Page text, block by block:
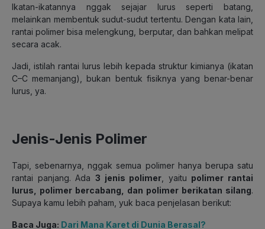
Ikatan-ikatannya nggak sejajar lurus seperti batang,
melainkan membentuk sudut-sudut tertentu. Dengan kata lain,
rantai polimer bisa melengkung, berputar, dan bahkan melipat
secara acak.
Jadi, istilah rantai lurus lebih kepada struktur kimianya (ikatan
C–C memanjang), bukan bentuk fisiknya yang benar-benar
lurus , ya.
Jenis-Jenis Polimer
Tapi, sebenarnya, nggak semua polimer hanya berupa satu
rantai panjang. Ada 3 jenis polimer , yaitu polimer rantai
lurus, polimer bercabang, dan polimer berikatan silang.
Supaya kamu lebih paham, yuk baca penjelasan berikut:
Baca Juga: Dari Mana Karet di Dunia Berasal?